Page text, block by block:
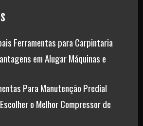
Ferramentas para Carpintaria
em Alugar Máquinas e
Para Manutenção Predial
o Melhor Compressor de